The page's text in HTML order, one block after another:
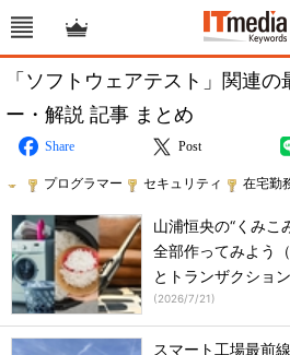
「ソフトウェアテスト」関連
ー・解説 記事 まとめ
Share Post
プログラマー セキュリティ 在宅勤
山浦恒央の“くみこ
全部作ってみよう
とトランザクション
(2026/7/21)
スマート工場最前